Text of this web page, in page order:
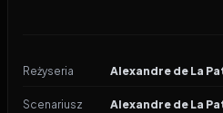
Reżyseria Alexandre de La
Scenariusz Alexandre de La